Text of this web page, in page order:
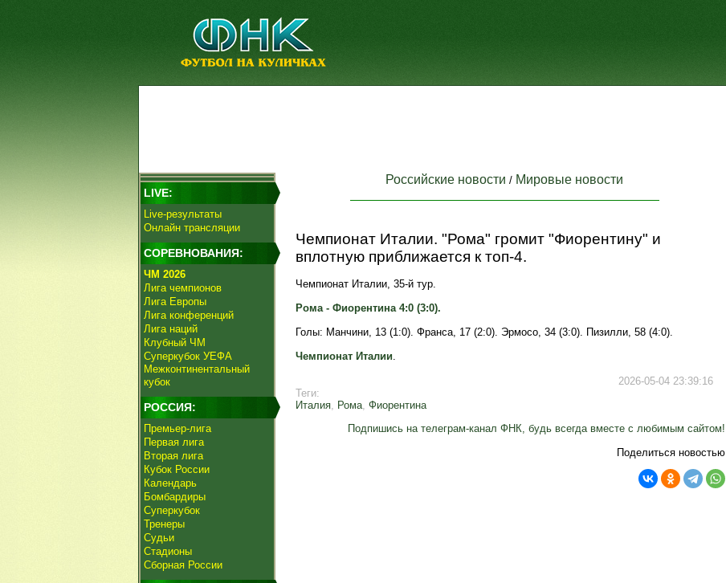
LIVE:
Live-результаты
Онлайн трансляции
СОРЕВНОВАНИЯ:
ЧМ 2026
Лига чемпионов
Лига Европы
Лига конференций
Лига наций
Клубный ЧМ
Суперкубок УЕФА
Межконтинентальный
кубок
РОССИЯ:
Премьер-лига
Первая лига
Вторая лига
Кубок России
Календарь
Бомбардиры
Суперкубок
Тренеры
Судьи
Стадионы
Сборная России
Российские новости / Мировые новости
Чемпионат Италии. "Рома" громит "Фиорентину" и
вплотную приближается к топ-4.
Чемпионат Италии, 35-й тур.
Рома - Фиорентина 4:0 (3:0).
Голы: Манчини, 13 (1:0). Франса, 17 (2:0). Эрмосо, 34 (3:0). Пизилли, 58 (4:0).
Чемпионат Италии.
2026-05-04 23:39:16
Теги:
Италия, Рома, Фиорентина
Подпишись на телеграм-канал ФНК, будь всегда вместе с любимым сайтом!
Поделиться новостью